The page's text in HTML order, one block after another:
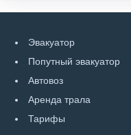
Эвакуатор
Попутный эвакуатор
Автовоз
Аренда трала
Тарифы